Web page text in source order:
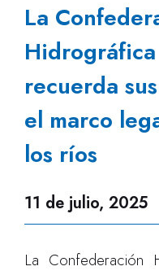
La
recuerda
el marco
los ríos
11 de julio, 2025
La Confederación